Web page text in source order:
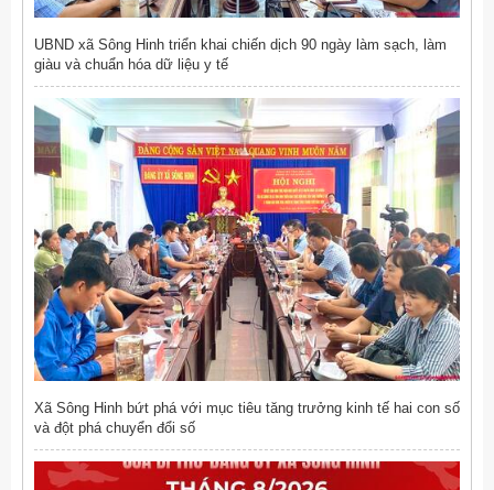
UBND xã Sông Hinh triển khai chiến dịch 90 ngày làm sạch, làm
giàu và chuẩn hóa dữ liệu y tế
Xã Sông Hinh bứt phá với mục tiêu tăng trưởng kinh tế hai con số
và đột phá chuyển đổi số